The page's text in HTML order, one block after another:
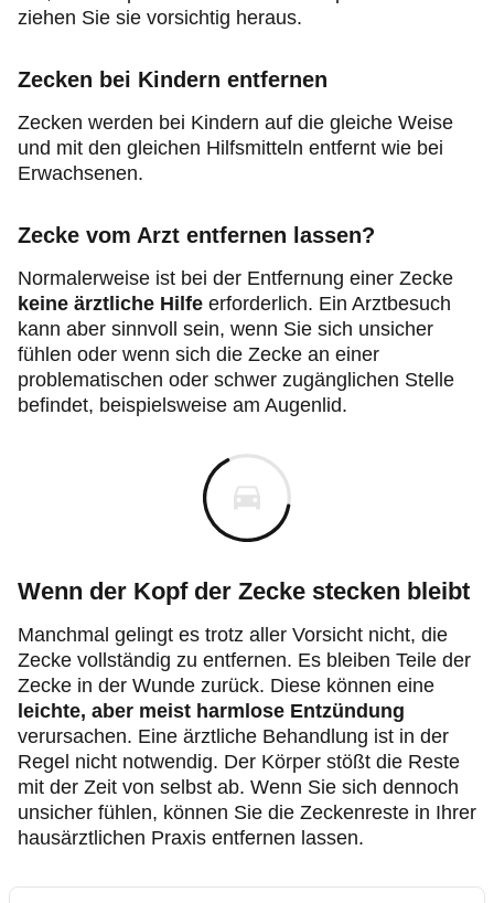
ziehen Sie sie vorsichtig heraus.
Zecken bei Kindern entfernen
Zecken werden bei Kindern auf die gleiche Weise
und mit den gleichen Hilfsmitteln entfernt wie bei
Erwachsenen.
Zecke vom Arzt entfernen lassen?
Normalerweise ist bei der Entfernung einer Zecke
keine ärztliche Hilfe erforderlich. Ein Arztbesuch
kann aber sinnvoll sein, wenn Sie sich unsicher
fühlen oder wenn sich die Zecke an einer
problematischen oder schwer zugänglichen Stelle
befindet, beispielsweise am Augenlid.
Wenn der Kopf der Zecke stecken bleibt
Manchmal gelingt es trotz aller Vorsicht nicht, die
Zecke vollständig zu entfernen. Es bleiben Teile der
Zecke in der Wunde zurück. Diese können eine
leichte, aber meist harmlose Entzündung
verursachen. Eine ärztliche Behandlung ist in der
Regel nicht notwendig. Der Körper stößt die Reste
mit der Zeit von selbst ab. Wenn Sie sich dennoch
unsicher fühlen, können Sie die Zeckenreste in Ihrer
hausärztlichen Praxis entfernen lassen.